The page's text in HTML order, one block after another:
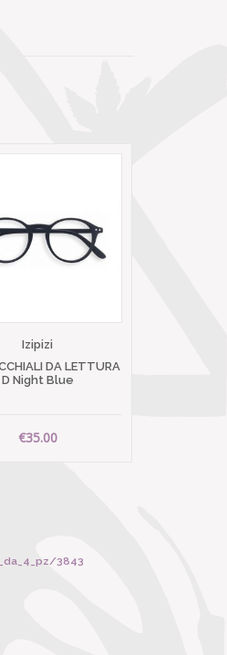
Izipizi
DA LETTURA
D Night Blue
€35.00
3843